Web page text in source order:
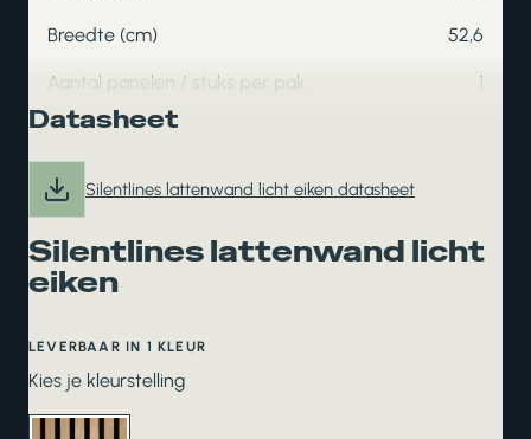
Breedte (cm) 52,6
Aantal panelen / stuks per pak 1
Datasheet
Silentlines lattenwand licht eiken datasheet
Silentlines lattenwand licht
eiken
LEVERBAAR IN 1 KLEUR
Kies je kleurstelling